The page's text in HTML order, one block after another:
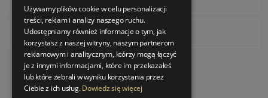
Pinterest
Używamy plików cookie w celu personalizacji
treści, reklam i analizy naszego ruchu.
Udostępniamy również informacje o tym, jak
korzystasz z naszej witryny, naszym partnerom
reklamowym i analitycznym, którzy mogą łączyć
je z innymi informacjami, które im przekazałeś
lub które zebrali w wyniku korzystania przez
Ciebie z ich usług.Dowiedz się więcej